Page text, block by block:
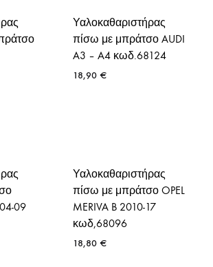
Υαλοκαθαριστήρας
πίσω με μπράτσο AUDI
A3 – A4 κωδ.68124
18,90 €
09
Υαλοκαθαριστήρας
πίσω με μπράτσο OPEL
MERIVA B 2010-17
κωδ,68096
18,80 €